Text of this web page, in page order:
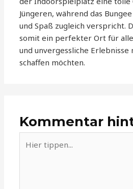
Jüngeren, während das
und Spaß zugleich verspricht.
somit ein perfekter Ort für
und unvergessliche Erlebnisse
schaffen möchten.
Kommentar
tippen...